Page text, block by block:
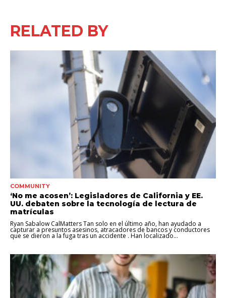
RELATED BY
COMMUNITY
‘No me acosen’: Legisladores de California y EE.
UU. debaten sobre la tecnología de lectura de
matrículas
Ryan Sabalow CalMatters Tan solo en el último año, han ayudado a
capturar a presuntos asesinos, atracadores de bancos y conductores
que se dieron a la fuga tras un accidente . Han localizado...